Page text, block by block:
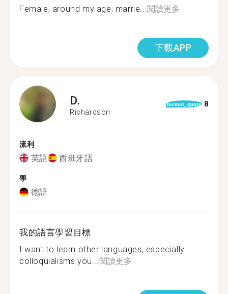
Female, around my age, marrie...閱讀更多
下載APP
D.
Richardson
format_quote 8
流利
英語 西班牙語
學
德語
我的語言學習目標
I want to learn other languages, especially
colloquialisms you...閱讀更多